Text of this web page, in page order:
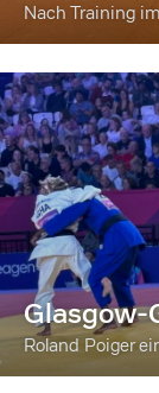
Nach Training
Glasgow-
Roland Poiger